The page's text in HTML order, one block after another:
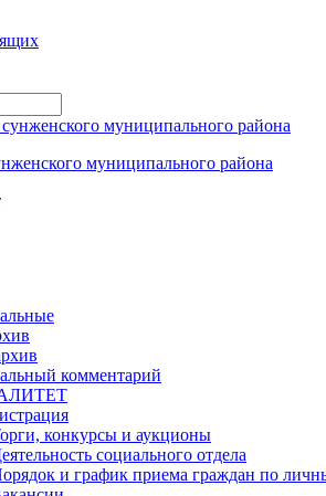
муниципального района
комментарий
конкурсы и аукционы
социального отдела
и график приема граждан по